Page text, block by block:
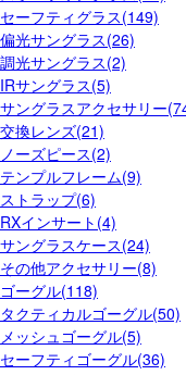
セーフティグラス(149)
偏光サングラス(26)
調光サングラス(2)
IRサングラス(5)
サングラスアクセサリー
交換レンズ(21)
ノーズピース(2)
テンプルフレーム(9)
ストラップ(6)
RXインサート(4)
サングラスケース(24)
その他アクセサリー(8)
ゴーグル(118)
タクティカルゴーグル(50)
メッシュゴーグル(5)
セーフティゴーグル(36)